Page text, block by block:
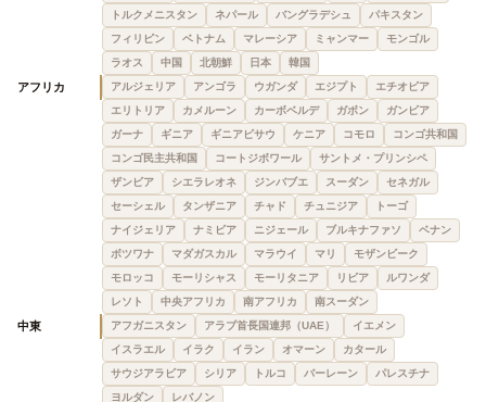
トルクメニスタン
ネパール バングラデシュ
パキスタン
フィリピン
ベトナム マレーシア ミャンマー
モンゴル
ラオス
中国 北朝鮮 日本 韓国
アフリカ アルジェリア アンゴラ ウガンダ エジプト
エチオピア
エリトリア
カメルーン カーボベルデ ガボン
ガンビア
ガーナ
ギニア ギニアビサウ ケニア コモロ
コンゴ共和国
コンゴ民主共和国
コートジボワール
サントメ・プリンシペ
ザンビア
シエラレオネ ジンバブエ スーダン
セネガル
セーシェル
タンザニア チャド チュニジア
トーゴ
ナイジェリア
ナミビア ニジェール ブルキナファソ
ベナン
ボツワナ
マダガスカル マラウイ マリ
モザンビーク
モロッコ
モーリシャス モーリタニア リビア
ルワンダ
レソト
中央アフリカ 南アフリカ 南スーダン
中東 アフガニスタン アラブ首長国連邦（UAE）
イエメン
イスラエル
イラク イラン オマーン
カタール
サウジアラビア
シリア トルコ バーレーン
パレスチナ
ヨルダン
レバノン